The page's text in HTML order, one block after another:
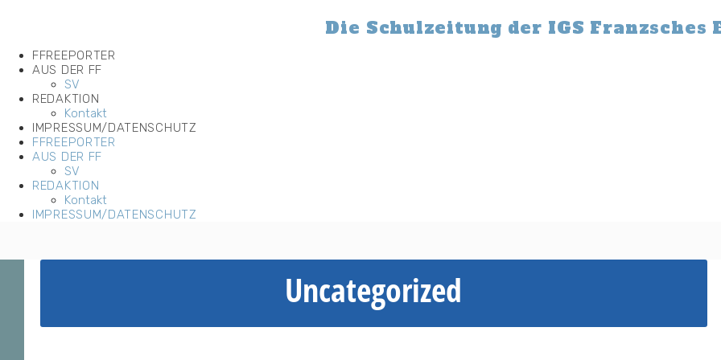
Die Schulzeitung der IGS Franzsches
FFREEPORTER
AUS DER FF
SV
REDAKTION
Kontakt
IMPRESSUM/DATENSCHUTZ
FFREEPORTER
AUS DER FF
SV
REDAKTION
Kontakt
IMPRESSUM/DATENSCHUTZ
Uncategorized